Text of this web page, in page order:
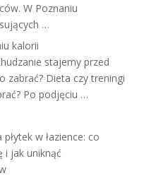
W Poznaniu
…
kalorii
stajemy przed
zabrać? Dieta czy treningi
Po podjęciu …
płytek w łazience: co
i jak uniknąć